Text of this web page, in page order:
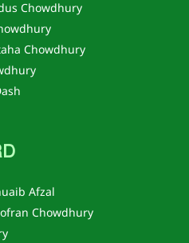
Chowdhury
Chowdhury
Afzal
Chowdhury